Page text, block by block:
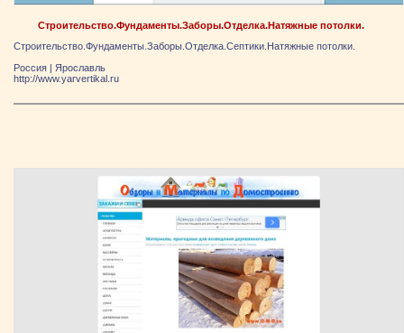
Строительство.Фундаменты.Заборы.Отделка.Натяжные потолки.
Строительство.Фундаменты.Заборы.Отделка.Септики.Натяжные потолки.
Россия | Ярослaвль
http://www.yarvertikal.ru